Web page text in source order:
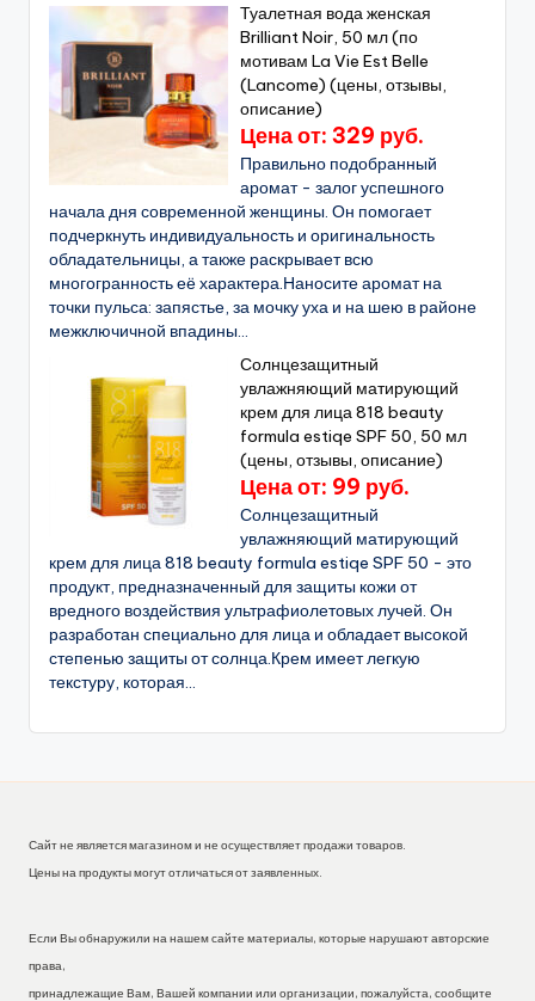
Туалетная вода женская
Brilliant Noir, 50 мл (по
мотивам La Vie Est Belle
(Lancome) (цены, отзывы,
описание)
Цена от: 329 руб.
Правильно подобранный
аромат - залог успешного
начала дня современной женщины. Он помогает
подчеркнуть индивидуальность и оригинальность
обладательницы, а также раскрывает всю
многогранность её характера.Наносите аромат на
точки пульса: запястье, за мочку уха и на шею в районе
межключичной впадины...
Солнцезащитный
увлажняющий матирующий
крем для лица 818 beauty
formula estiqe SPF 50, 50 мл
(цены, отзывы, описание)
Цена от: 99 руб.
Солнцезащитный
увлажняющий матирующий
крем для лица 818 beauty formula estiqe SPF 50 - это
продукт, предназначенный для защиты кожи от
вредного воздействия ультрафиолетовых лучей. Он
разработан специально для лица и обладает высокой
степенью защиты от солнца.Крем имеет легкую
текстуру, которая...
Сайт не является магазином и не осуществляет продажи товаров.
Цены на продукты могут отличаться от заявленных.
Если Вы обнаружили на нашем сайте материалы, которые нарушают авторские
права,
принадлежащие Вам, Вашей компании или организации, пожалуйста, сообщите